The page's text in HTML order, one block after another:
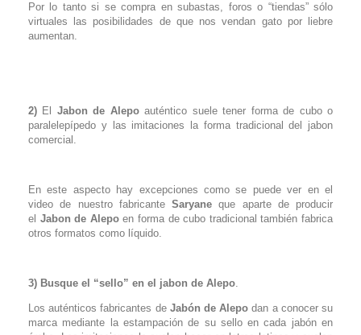
Por lo tanto si se compra en subastas, foros o “tiendas” sólo
virtuales las posibilidades de que nos vendan gato por liebre
aumentan.
2) El Jabon de Alepoauténtico suele tener forma de cubo o
paralelepípedo y las imitaciones la forma tradicional del jabon
comercial.
En este aspecto hay excepciones como se puede ver en el
video de nuestro fabricante Saryane que aparte de producir
el Jabon de Alepoen forma de cubo tradicional también fabrica
otros formatos como líquido.
3) Busque el “sello” en el jabon de Alepo.
Los auténticos fabricantes de Jabón de Alepo dan a conocer su
marca mediante la estampación de su sello en cada jabón en